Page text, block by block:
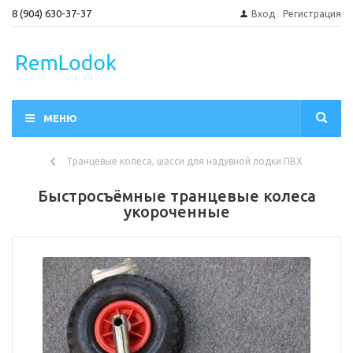
8 (904) 630-37-37 Вход Регистрация
МЕНЮ
Транцевые колеса, шасси для надувной лодки ПВХ
Быстросъёмные транцевые колеса
укороченные